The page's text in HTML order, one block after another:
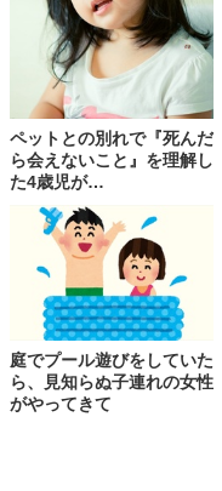
ペットとの別れで『死んだ
ら会えないこと』を理解し
た4歳児が…
庭でプール遊びをしていた
ら、見知らぬ子連れの女性
がやってきて